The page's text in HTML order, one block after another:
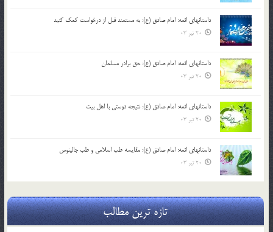
داستانهای ائمه: امام صادق (ع): به مستمند قبل از درخواست کمک کنید
20 تیر 03
داستانهای ائمه: امام صادق (ع): حق برادر مسلمان
20 تیر 03
داستانهای ائمه: امام صادق (ع): نتیجه دوستی با اهل بیت
20 تیر 03
داستانهای ائمه: امام صادق (ع): مقایسه طب اسلامی و طب جالینوس
20 تیر 03
تازه ترین مطالب